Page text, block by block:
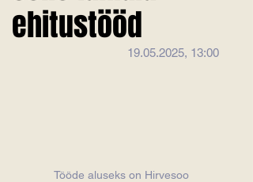
ehitustööd
19.05.2025, 13:00
Tööde aluseks on Hirvesoo